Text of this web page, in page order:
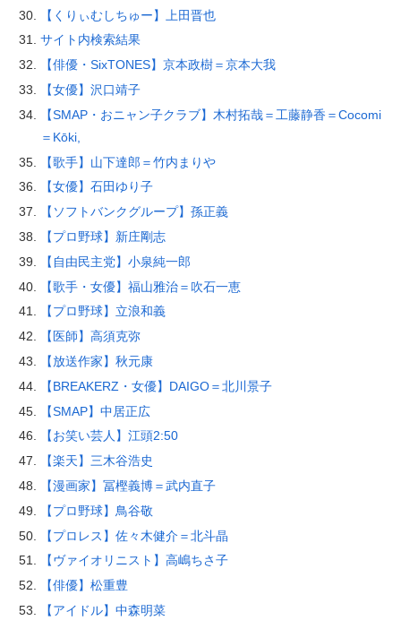
【くりぃむしちゅー】上田晋也
サイト内検索結果
【俳優・SixTONES】京本政樹＝京本大我
【女優】沢口靖子
【SMAP・おニャン子クラブ】木村拓哉＝工藤静香＝Cocomi
＝Kōki,
【歌手】山下達郎＝竹内まりや
【女優】石田ゆり子
【ソフトバンクグループ】孫正義
【プロ野球】新庄剛志
【自由民主党】小泉純一郎
【歌手・女優】福山雅治＝吹石一恵
【プロ野球】立浪和義
【医師】高須克弥
【放送作家】秋元康
【BREAKERZ・女優】DAIGO＝北川景子
【SMAP】中居正広
【お笑い芸人】江頭2:50
【楽天】三木谷浩史
【漫画家】冨樫義博＝武内直子
【プロ野球】鳥谷敬
【プロレス】佐々木健介＝北斗晶
【ヴァイオリニスト】高嶋ちさ子
【俳優】松重豊
【アイドル】中森明菜